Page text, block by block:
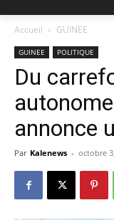
Accueil GUINEE
GUINEE POLITIQUE
Du
annonce
Par Kalenews - octobre